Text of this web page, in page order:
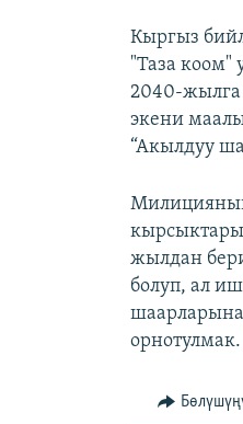
Кыргыз
"Таза коом"
2040-жылга
экени
“Акылдуу
жылдан
болуп, ал